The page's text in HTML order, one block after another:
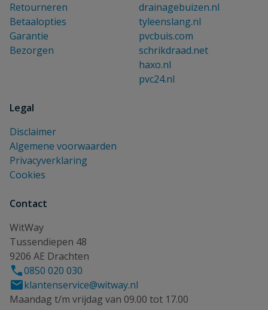
Retourneren
Betaalopties
Garantie
Bezorgen
drainagebuizen.nl
tyleenslang.nl
pvcbuis.com
schrikdraad.net
haxo.nl
pvc24.nl
Legal
Disclaimer
Algemene voorwaarden
Privacyverklaring
Cookies
Contact
WitWay
Tussendiepen 48
9206 AE Drachten
0850 020 030
klantenservice@witway.nl
Maandag t/m vrijdag van 09.00 tot 17.00